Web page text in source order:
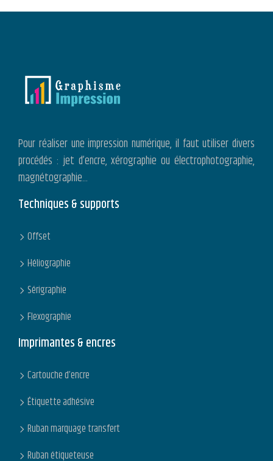
Pour réaliser une impression numérique, il faut utiliser divers
procédés : jet d’encre, xérographie ou électrophotographie,
magnétographie…
Techniques & supports
Offset
Héliographie
Sérigraphie
Flexographie
Imprimantes & encres
Cartouche d’encre
Étiquette adhésive
Ruban marquage transfert
Ruban étiqueteuse